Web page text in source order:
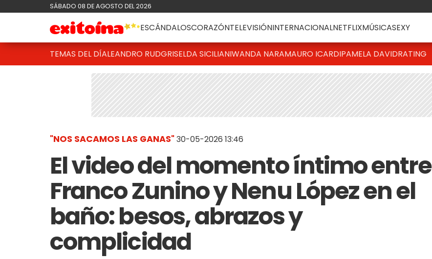
SÁBADO 08 DE AGOSTO DEL 2026
ESCÁNDALOSCORAZÓNTELEVISIÓNINTERNACIONALNETFLIXMÚSICASEXY
TEMAS DEL DÍALEANDRO RUDGRISELDA SICILIANIWANDA NARAMAURO ICARDIPAMELA DAVIDRATING
"NOS SACAMOS LAS GANAS"30-05-2026 13:46
El video del momento íntimo entre
Franco Zunino y Nenu López en el
baño: besos, abrazos y
complicidad